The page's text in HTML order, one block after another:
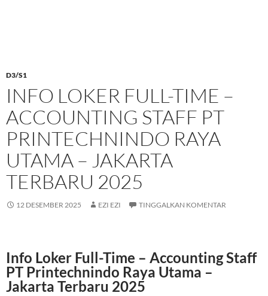
D3/S1
INFO LOKER FULL-TIME –
ACCOUNTING STAFF PT
PRINTECHNINDO RAYA
UTAMA – JAKARTA
TERBARU 2025
12 DESEMBER 2025 EZI EZI TINGGALKAN KOMENTAR
Info Loker Full-Time – Accounting Staff
PT Printechnindo Raya Utama –
Jakarta Terbaru 2025